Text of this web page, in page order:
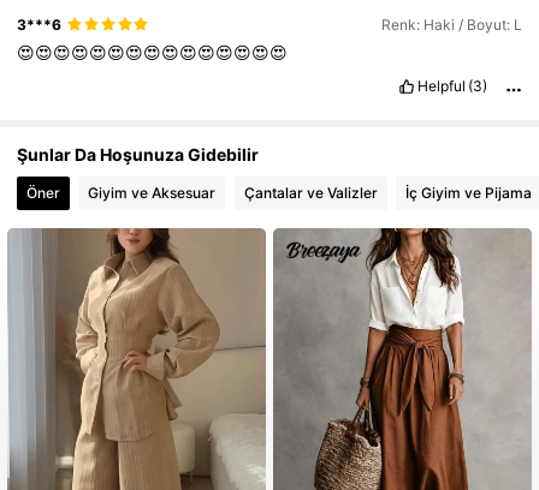
3***6 Renk: Haki / Boyut: L
😍😍😍😍😍😍😍😍😍😍😍😍😍😍😍
Helpful (3)
Şunlar Da Hoşunuza Gidebilir
Öner Giyim ve Aksesuar Çantalar ve Valizler İç Giyim ve Pijama